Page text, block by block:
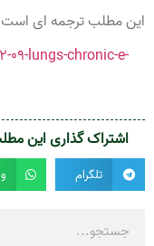
این مطلب ترجمه ای است
lungs-chronic-e-
اشتراک گذاری این
تلگرام